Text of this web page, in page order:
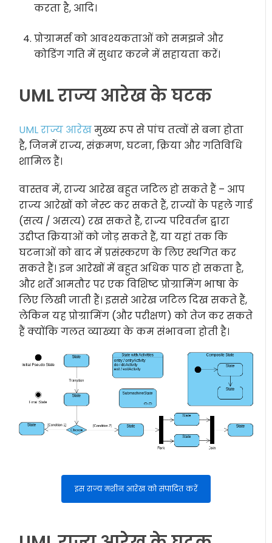
करता है, आदि।
प्रोग्रामर्स को आवश्यकताओं को समझने और
कोडिंग गति में सुधार करने में सहायता करें।
UML राज्य आरेख के घटक
UML राज्य आरेखमुख्य रूप से पांच तत्वों से बना होता
है, जिनमें राज्य, संक्रमण, घटना, क्रिया और गतिविधि
शामिल हैं।
वास्तव में, राज्य आरेख बहुत जटिल हो सकते हैं – आप
राज्य आरेखों को नेस्ट कर सकते हैं, राज्यों के पहले गार्ड
(सत्य / असत्य) रख सकते हैं, राज्य परिवर्तन द्वारा
उद्दीप्त क्रियाओं को जोड़ सकते हैं, या यहां तक कि
घटनाओं को बाद में प्रसंस्करण के लिए स्थगित कर
सकते हैं। इन आरेखों में बहुत अधिक पाठ हो सकता है,
और शर्तें आमतौर पर एक विशिष्ट प्रोग्रामिंग भाषा के
लिए लिखी जाती हैं। इससे आरेख जटिल दिख सकते हैं,
लेकिन यह प्रोग्रामिंग (और परीक्षण) को तेज कर सकते
हैं क्योंकि गलत व्याख्या के कम संभावना होती है।
इस राज्य मशीन आरेख को संपादित करें